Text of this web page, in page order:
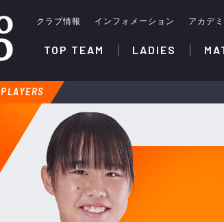
クラブ情報 インフォメーション アカデ
TOP TEAM LADIES
PLAYERS